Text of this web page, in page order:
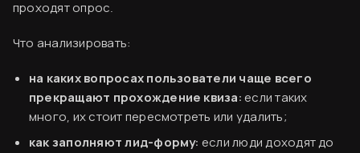
проходят опрос.
Что анализировать:
на каких вопросах пользователи чаще всего
прекращают прохождение квиза:если таких
много, их стоит пересмотреть или удалить;
как заполняют лид-форму: если люди доходят до